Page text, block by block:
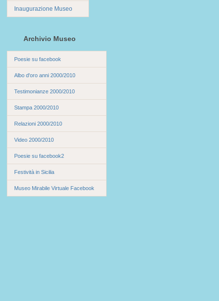
Inaugurazione Museo
Archivio Museo
Poesie su facebook
Albo d'oro anni 2000/2010
Testimonianze 2000/2010
Stampa 2000/2010
Relazioni 2000/2010
Video 2000/2010
Poesie su facebook2
Festività in Sicilia
Museo Mirabile Virtuale Facebook